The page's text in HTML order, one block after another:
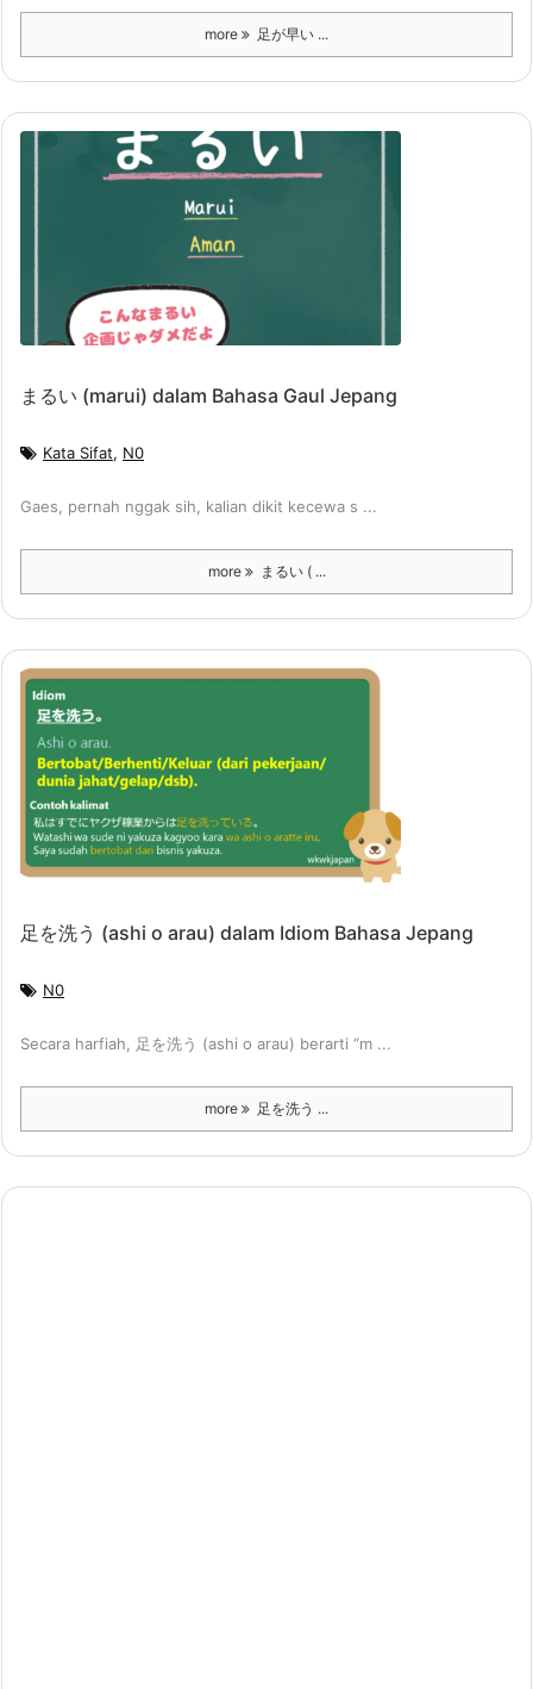
more 足が早い ...
まるい (marui) dalam Bahasa Gaul Jepang
Kata Sifat, N0
Gaes, pernah nggak sih, kalian dikit kecewa s ...
more まるい ( ...
足を洗う (ashi o arau) dalam Idiom Bahasa Jepang
N0
Secara harfiah, 足を洗う (ashi o arau) berarti “m ...
more 足を洗う ...